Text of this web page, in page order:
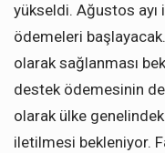
yükseldi. Ağustos ayı
ödemeleri başlayacak.
olarak sağlanması
destek ödemesinin
olarak ülke
iletilmesi bekleniyor.